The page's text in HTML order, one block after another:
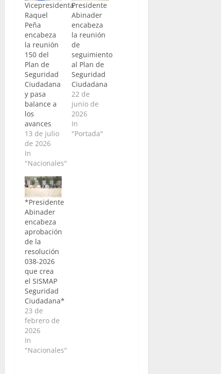
Vicepresidenta
Raquel
Peña
encabeza
la reunión
150 del
Plan de
Seguridad
Ciudadana
y pasa
balance a
los
avances
13 de julio
de 2026
In
"Nacionales"
Presidente
Abinader
encabeza
la reunión
de
seguimiento
al Plan de
Seguridad
Ciudadana
22 de
junio de
2026
In
"Portada"
*Presidente
Abinader
encabeza
aprobación
de la
resolución
038-2026
que crea
el SISMAP
Seguridad
Ciudadana*
23 de
febrero de
2026
In
"Nacionales"